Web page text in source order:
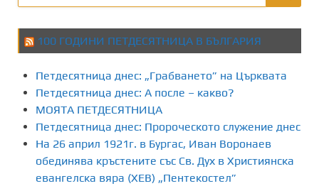
100 ГОДИНИ ПЕТДЕСЯТНИЦА В БЪЛГАРИЯ
Петдесятница днес: „Грабването” на Църквата
Петдесятница днес: А после – какво?
МОЯТА ПЕТДЕСЯТНИЦА
Петдесятница днес: Пророческото служение днес
На 26 април 1921г. в Бургас, Иван Воронаев
обединява кръстените със Св. Дух в Християнска
евангелска вяра (ХЕВ) „Пентекостел”